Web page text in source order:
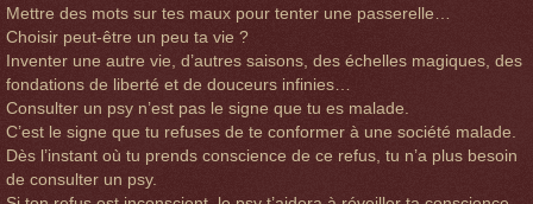
Mettre des mots sur tes maux pour tenter une passerelle…
Choisir peut-être un peu ta vie ?
Inventer une autre vie, d’autres saisons, des échelles magiques, des
fondations de liberté et de douceurs infinies…
Consulter un psy n’est pas le signe que tu es malade.
C’est le signe que tu refuses de te conformer à une société malade.
Dès l’instant où tu prends conscience de ce refus, tu n’a plus besoin
de consulter un psy.